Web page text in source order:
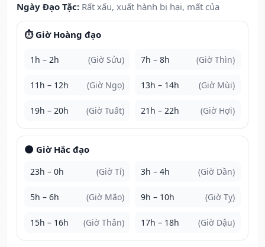
Ngày Đạo Tặc: Rất xấu, xuất hành bị hại, mất của
⏱️ Giờ Hoàng đạo
1h – 2h (Giờ Sửu) 7h – 8h (Giờ Thìn)
11h – 12h (Giờ Ngọ) 13h – 14h (Giờ Mùi)
19h – 20h (Giờ Tuất) 21h – 22h (Giờ Hợi)
🌑 Giờ Hắc đạo
23h – 0h (Giờ Tí) 3h – 4h (Giờ Dần)
5h – 6h (Giờ Mão) 9h – 10h (Giờ Tỵ)
15h – 16h (Giờ Thân) 17h – 18h (Giờ Dậu)